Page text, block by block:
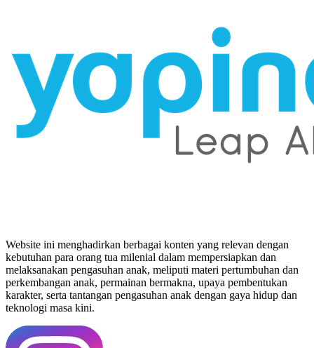
Website ini menghadirkan berbagai konten yang relevan dengan
kebutuhan para orang tua milenial dalam mempersiapkan dan
melaksanakan pengasuhan anak, meliputi materi pertumbuhan dan
perkembangan anak, permainan bermakna, upaya pembentukan
karakter, serta tantangan pengasuhan anak dengan gaya hidup dan
teknologi masa kini.